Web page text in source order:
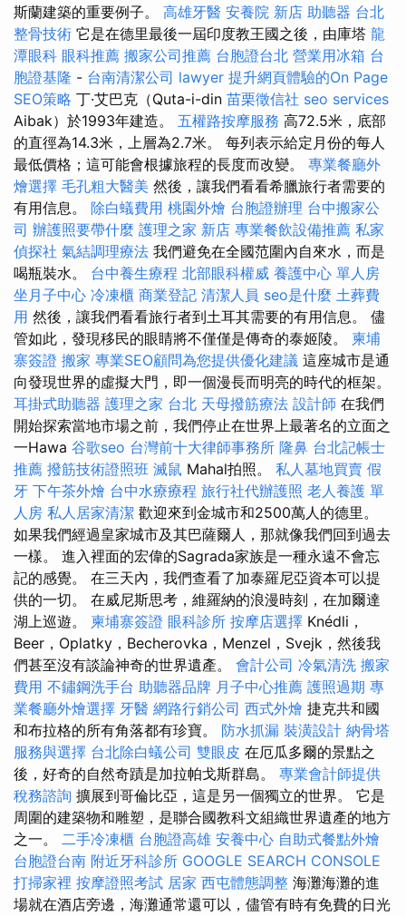
斯蘭建築的重要例子。 高雄牙醫 安養院 新店 助聽器 台北
整骨技術 它是在德里最後一屆印度教王國之後，由庫塔 龍
潭眼科 眼科推薦 搬家公司推薦 台胞證台北 營業用冰箱 台
胞證基隆 - 台南清潔公司 lawyer 提升網頁體驗的On Page
SEO策略 丁·艾巴克（Quta-i-din 苗栗徵信社 seo services
Aibak）於1993年建造。 五權路按摩服務 高72.5米，底部
的直徑為14.3米，上層為2.7米。 每列表示給定月份的每人
最低價格；這可能會根據旅程的長度而改變。 專業餐廳外
燴選擇 毛孔粗大醫美 然後，讓我們看看希臘旅行者需要的
有用信息。 除白蟻費用 桃園外燴 台胞證辦理 台中搬家公
司 辦護照要帶什麼 護理之家 新店 專業餐飲設備推薦 私家
偵探社 氣結調理療法 我們避免在全國范圍內自來水，而是
喝瓶裝水。 台中養生療程 北部眼科權威 養護中心 單人房
坐月子中心 冷凍櫃 商業登記 清潔人員 seo是什麼 土葬費
用 然後，讓我們看看旅行者到土耳其需要的有用信息。 儘
管如此，發現移民的眼睛將不僅僅是傳奇的泰姬陵。 柬埔
寨簽證 搬家 專業SEO顧問為您提供優化建議 這座城市是通
向發現世界的虛擬大門，即一個漫長而明亮的時代的框架。
耳掛式助聽器 護理之家 台北 天母撥筋療法 設計師 在我們
開始探索當地市場之前，我們停止在世界上最著名的立面之
一Hawa 谷歌seo 台灣前十大律師事務所 隆鼻 台北記帳士
推薦 撥筋技術證照班 滅鼠 Mahal拍照。 私人墓地買賣 假
牙 下午茶外燴 台中水療療程 旅行社代辦護照 老人養護 單
人房 私人居家清潔 歡迎來到金城市和2500萬人的德里。
如果我們經過皇家城市及其巴薩爾人，那就像我們回到過去
一樣。 進入裡面的宏偉的Sagrada家族是一種永遠不會忘
記的感覺。 在三天內，我們查看了加泰羅尼亞資本可以提
供的一切。 在威尼斯思考，維羅納的浪漫時刻，在加爾達
湖上巡遊。 柬埔寨簽證 眼科診所 按摩店選擇 Knédli，
Beer，Oplatky，Becherovka，Menzel，Svejk，然後我
們甚至沒有談論神奇的世界遺產。 會計公司 冷氣清洗 搬家
費用 不鏽鋼洗手台 助聽器品牌 月子中心推薦 護照過期 專
業餐廳外燴選擇 牙醫 網路行銷公司 西式外燴 捷克共和國
和布拉格的所有角落都有珍寶。 防水抓漏 裝潢設計 納骨塔
服務與選擇 台北除白蟻公司 雙眼皮 在厄瓜多爾的景點之
後，好奇的自然奇蹟是加拉帕戈斯群島。 專業會計師提供
稅務諮詢 擴展到哥倫比亞，這是另一個獨立的世界。 它是
周圍的建築物和雕塑，是聯合國教科文組織世界遺產的地方
之一。 二手冷凍櫃 台胞證高雄 安養中心 自助式餐點外燴
台胞證台南 附近牙科診所 GOOGLE SEARCH CONSOLE
打掃家裡 按摩證照考試 居家 西屯體態調整 海灘海灘的進
場就在酒店旁邊，海灘通常還可以，儘管有時有免費的日光